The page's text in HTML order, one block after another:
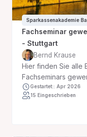
Sparkassenakademie
Fachseminar
- Stuttgart
Bernd Krause
Hier finden Sie alle
Fachseminars
Themengebieten Jahresabschlüsse BWAs EÜRs
Einführung in die
Gestartet:: Apr 2026
15 Eingeschrieben